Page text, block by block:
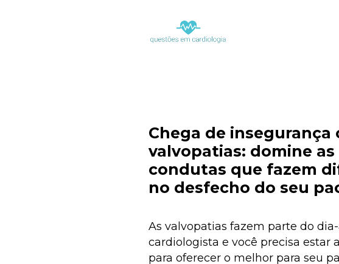
As valvopatias fazem parte do
cardiologista e você precisa estar
para oferecer o melhor para seu
Chega de insegurança
valvopatias: domine as
condutas que fazem
no desfecho do seu